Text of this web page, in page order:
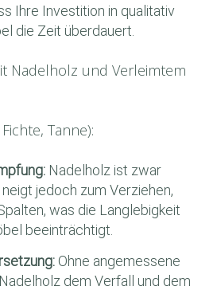
Ihre Investition in qualitativ
die Zeit überdauert.
Nadelholz und Verleimtem
Tanne):
Nadelholz ist zwar
jedoch zum Verziehen,
was die Langlebigkeit
beeinträchtigt.
Ohne angemessene
dem Verfall und dem